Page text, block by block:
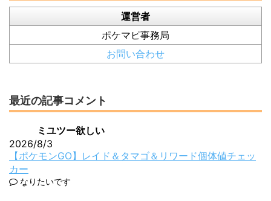
運営者
ポケマピ事務局
お問い合わせ
最近の記事コメント
ミユツー欲しい
2026/8/3
【ポケモンGO】レイド＆タマゴ＆リワード個体値チェッ
カー
なりたいです